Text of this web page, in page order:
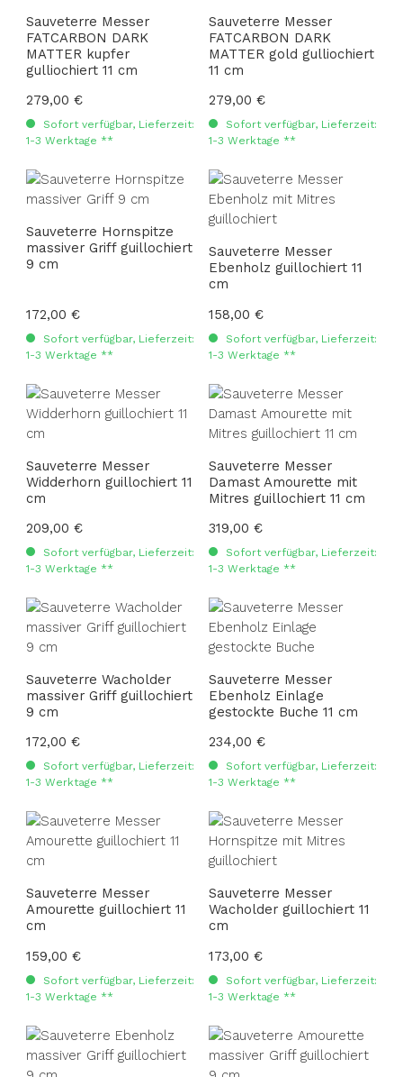
Sauveterre Messer
FATCARBON DARK
MATTER kupfer
gulliochiert 11 cm
Regulärer Preis:
279,00 €
Sofort verfügbar, Lieferzeit:
1-3 Werktage **
Sauveterre Messer
FATCARBON DARK
MATTER gold gulliochiert
11 cm
Regulärer Preis:
279,00 €
Sofort verfügbar, Lieferzeit:
1-3 Werktage **
Sauveterre Hornspitze
massiver Griff guillochiert
9 cm
Regulärer Preis:
172,00 €
Sofort verfügbar, Lieferzeit:
1-3 Werktage **
Sauveterre Messer
Ebenholz guillochiert 11
cm
Regulärer Preis:
158,00 €
Sofort verfügbar, Lieferzeit:
1-3 Werktage **
Sauveterre Messer
Widderhorn guillochiert 11
cm
Regulärer Preis:
209,00 €
Sofort verfügbar, Lieferzeit:
1-3 Werktage **
Sauveterre Messer
Damast Amourette mit
Mitres guillochiert 11 cm
Regulärer Preis:
319,00 €
Sofort verfügbar, Lieferzeit:
1-3 Werktage **
Sauveterre Wacholder
massiver Griff guillochiert
9 cm
Regulärer Preis:
172,00 €
Sofort verfügbar, Lieferzeit:
1-3 Werktage **
Sauveterre Messer
Ebenholz Einlage
gestockte Buche 11 cm
Regulärer Preis:
234,00 €
Sofort verfügbar, Lieferzeit:
1-3 Werktage **
Sauveterre Messer
Amourette guillochiert 11
cm
Regulärer Preis:
159,00 €
Sofort verfügbar, Lieferzeit:
1-3 Werktage **
Sauveterre Messer
Wacholder guillochiert 11
cm
Regulärer Preis:
173,00 €
Sofort verfügbar, Lieferzeit:
1-3 Werktage **